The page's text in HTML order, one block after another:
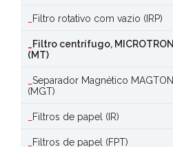
Filtro rotativo com vazio (IRP)
Filtro centrífugo, MICROTRON
(MT)
Separador Magnético MAGTON
(MGT)
Filtros de papel (IR)
Filtros de papel (FPT)